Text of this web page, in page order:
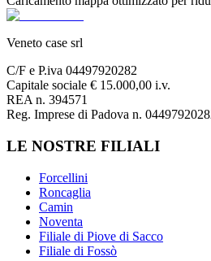
Veneto case srl
C/F e P.iva 04497920282
Capitale sociale € 15.000,00 i.v.
REA n. 394571
Reg. Imprese di Padova n.
LE NOSTRE FILIALI
Forcellini
Roncaglia
Camin
Noventa
Filiale di Piove di Sacco
Filiale di Fossò